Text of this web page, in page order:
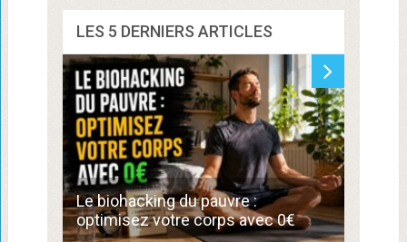
LES 5 DERNIERS ARTICLES
Le biohacking du pauvre :
optimisez votre corps avec 0€